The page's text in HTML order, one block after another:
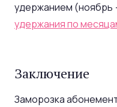
удержанием
удержания по
Заключение
Заморозка